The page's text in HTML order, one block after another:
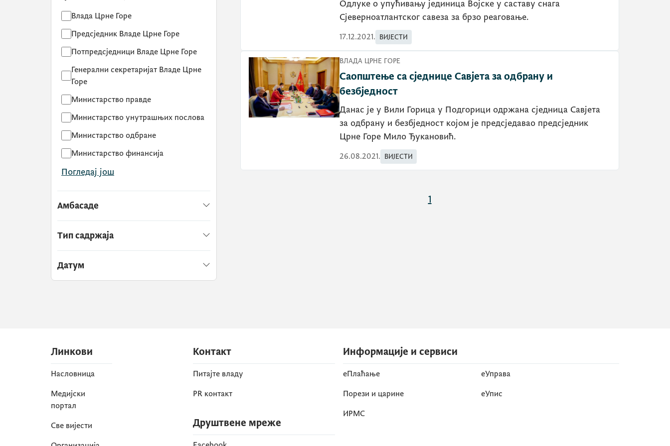
Влада Црне Горе
Предсједник Владе Црне Горе
Потпредсједници Владе Црне Горе
Генерални секретаријат Владе Црне
Горе
Министарство правде
Министарство унутрашњих послова
Министарство одбране
Министарство финансија
Погледај још
Амбасаде
Тип садржаја
Датум
Одлуке о упућивању јединица Војске у саставу снага
Сјеверноатлантског савеза за брзо реаговање.
17.12.2021. ВИЈЕСТИ
ВЛАДА ЦРНЕ ГОРЕ
Саопштење са сједнице Савјета за одбрану и
безбједност
Данас је у Вили Горица у Подгорици одржана сједница Савјета
за одбрану и безбједност којом је предсједавао предсједник
Црне Горе Мило Ђукановић.
26.08.2021. ВИЈЕСТИ
1
Линкови
Насловница
Медијски
портал
Све вијести
Контакт
Питајте владу
PR контакт
Друштвене мреже
Информације и сервиси
eПлаћање
еУправа
Порези и царине
eУпис
ИРМС